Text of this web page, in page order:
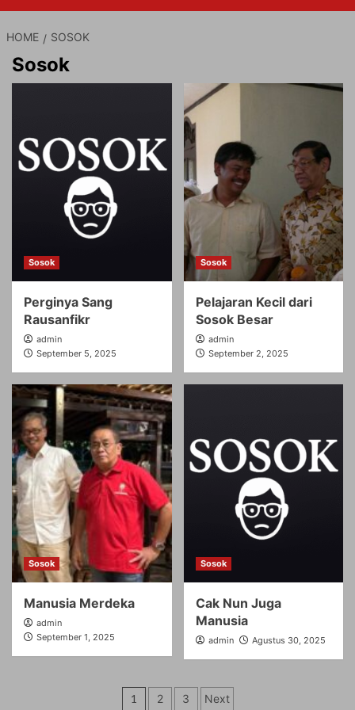
HOME SOSOK
Sosok
Sosok
Perginya Sang
Rausanfikr
admin
September 5, 2025
Sosok
Pelajaran Kecil dari
Sosok Besar
admin
September 2, 2025
Sosok
Manusia Merdeka
admin
September 1, 2025
Sosok
Cak Nun Juga
Manusia
admin Agustus 30, 2025
Paginasi
1 2 3 Next